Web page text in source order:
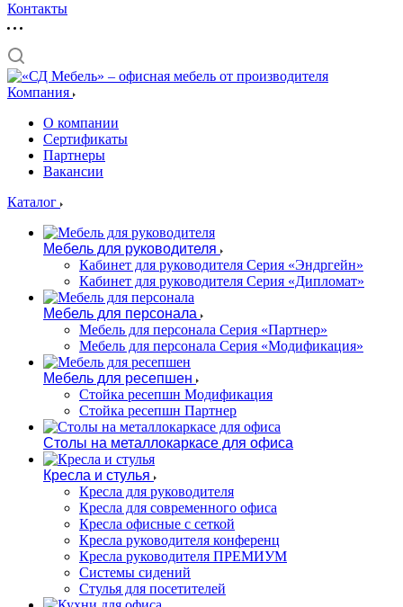
Контакты
Компания
О компании
Сертификаты
Партнеры
Вакансии
Каталог
Мебель для руководителя
Кабинет для руководителя Серия «Эндргейн»
Кабинет для руководителя Серия «Дипломат»
Мебель для персонала
Мебель для персонала Серия «Партнер»
Мебель для персонала Серия «Модификация»
Мебель для ресепшен
Стойка ресепшн Модификация
Стойка ресепшн Партнер
Столы на металлокаркасе для офиса
Кресла и стулья
Кресла для руководителя
Кресла для современного офиса
Кресла офисные с сеткой
Кресла руководителя конференц
Кресла руководителя ПРЕМИУМ
Системы сидений
Стулья для посетителей